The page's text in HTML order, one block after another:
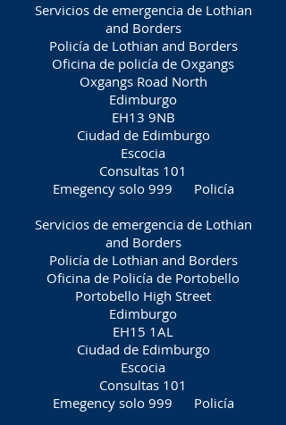
Servicios de emergencia de Lothian
and Borders
Policía de Lothian and Borders
Oficina de policía de Oxgangs
Oxgangs Road North
Edimburgo
EH13 9NB
Ciudad de Edimburgo
Escocia
Consultas 101
Emegency solo 999
Policía
Servicios de emergencia de Lothian
and Borders
Policía de Lothian and Borders
Oficina de Policía de Portobello
Portobello High Street
Edimburgo
EH15 1AL
Ciudad de Edimburgo
Escocia
Consultas 101
Emegency solo 999
Policía